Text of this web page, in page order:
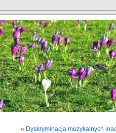
« Dyskryminacja muzykalnych